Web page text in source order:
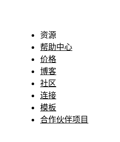
资源
帮助中心
价格
博客
社区
连接
模板
合作伙伴项目